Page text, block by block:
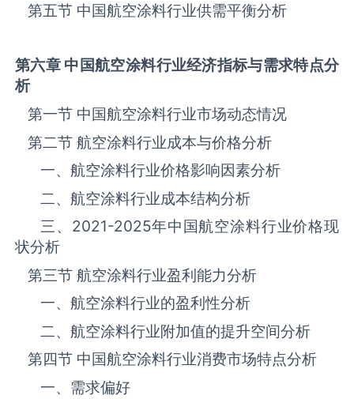
第五节 中国航空涂料‌‌‌行业供需平衡分析
第六章 中国航空涂料行业经济指标与需求特点分
析
第一节 中国航空涂料‌‌‌行业市场动态情况
第二节 航空涂料‌‌‌行业成本与价格分析
一、航空涂料行业价格影响因素分析
二、航空涂料行业成本结构分析
三、 2021-2025年中国航空涂料‌‌‌行业价格现
状分析
第三节 航空涂料‌‌‌行业盈利能力分析
一、航空涂料‌‌‌行业的盈利性分析
二、航空涂料‌‌‌行业附加值的提升空间分析
第四节 中国航空涂料‌‌‌行业消费市场特点分析
一、需求偏好